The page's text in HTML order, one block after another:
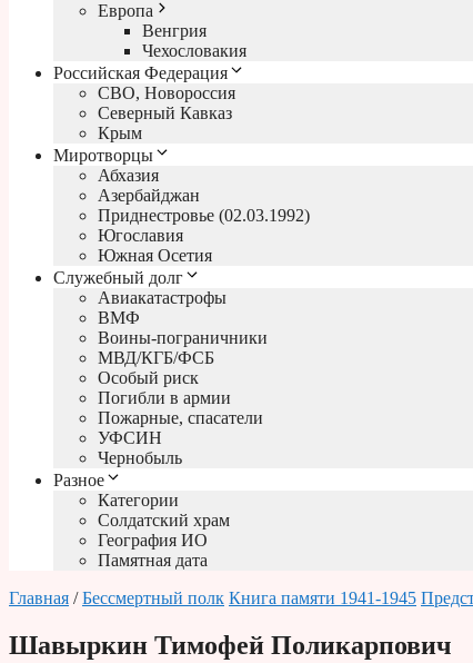
Европа
Венгрия
Чехословакия
Российская Федерация
СВО, Новороссия
Северный Кавказ
Крым
Миротворцы
Абхазия
Азербайджан
Приднестровье (02.03.1992)
Югославия
Южная Осетия
Служебный долг
Авиакатастрофы
ВМФ
Воины-пограничники
МВД/КГБ/ФСБ
Особый риск
Погибли в армии
Пожарные, спасатели
УФСИН
Чернобыль
Разное
Категории
Солдатский храм
География ИО
Памятная дата
Главная /Бессмертный полк Книга памяти 1941-1945
Шавыркин Тимофей Поликарпович